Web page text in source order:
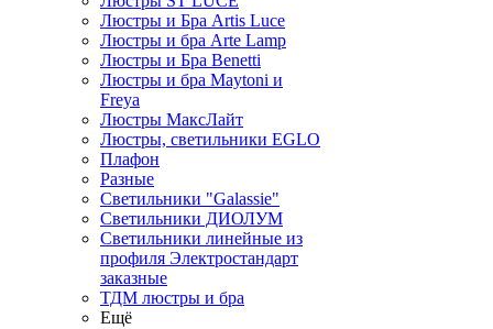
Люстры и Бра Artis Luce
Люстры и бра Arte Lamp
Люстры и Бра Benetti
Люстры и бра Maytoni и
Freya
Люстры МаксЛайт
Люстры, светильники EGLO
Плафон
Разные
Светильники "Galassie"
Светильники ДИОЛУМ
Светильники линейные из
профиля Электростандарт
заказные
ТДМ люстры и бра
Ещё